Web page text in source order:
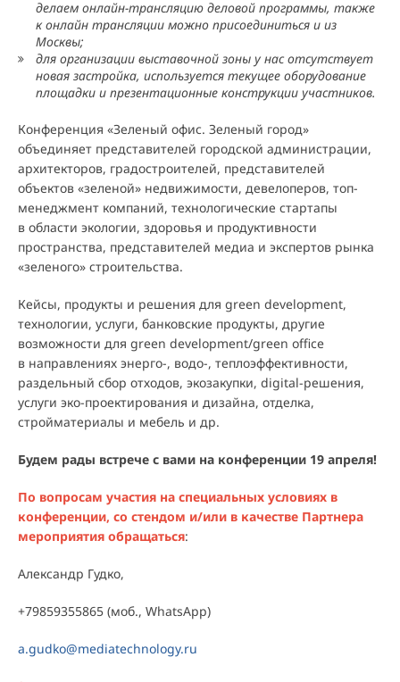
делаем онлайн-трансляцию деловой программы, также
к онлайн трансляции можно присоединиться и из
Москвы;
для организации выставочной зоны у нас отсутствует
новая застройка, используется текущее оборудование
площадки и презентационные конструкции участников.
Конференция «Зеленый офис. Зеленый город»
объединяет представителей городской администрации,
архитекторов, градостроителей, представителей
объектов «зеленой» недвижимости, девелоперов, топ-
менеджмент компаний, технологические стартапы
в области экологии, здоровья и продуктивности
пространства, представителей медиа и экспертов рынка
«зеленого» строительства.
Кейсы, продукты и решения для green development,
технологии, услуги, банковские продукты, другие
возможности для green development/green office
в направлениях энерго-, водо-, теплоэффективности,
раздельный сбор отходов, экозакупки, digital-решения,
услуги эко-проектирования и дизайна, отделка,
стройматериалы и мебель и др.
Будем рады встрече с вами на конференции 19 апреля!
По вопросам участия на специальных условиях в
конференции, со стендом и/или в качестве Партнера
мероприятия обращаться:
Александр Гудко,
+79859355865 (моб., WhatsApp)
a.gudko@mediatechnology.ru